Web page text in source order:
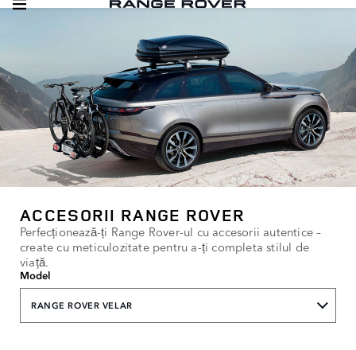
ACCESORII RANGE ROVER
Perfecționează-ți Range Rover-ul cu accesorii autentice –
create cu meticulozitate pentru a-ți completa stilul de
viață.
Model
RANGE ROVER VELAR